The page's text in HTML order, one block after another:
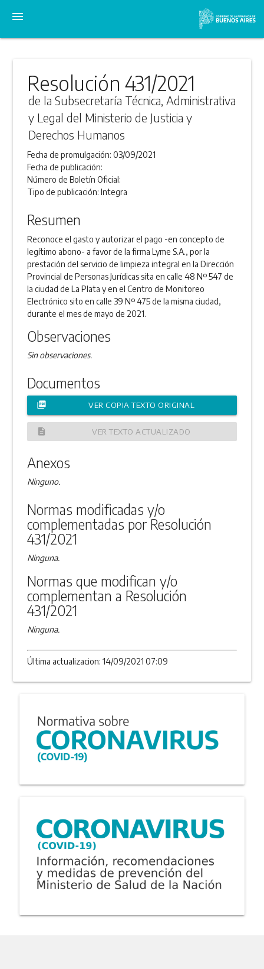
menu
Resolución 431/2021
de la Subsecretaría Técnica, Administrativa
y Legal del Ministerio de Justicia y
Derechos Humanos
Fecha de promulgación:03/09/2021
Fecha de publicación:
Número de Boletín Oficial:
Tipo de publicación:Integra
Resumen
Reconoce el gasto y autorizar el pago -en concepto de
legítimo abono- a favor de la firma Lyme S.A., por la
prestación del servicio de limpieza integral en la Dirección
Provincial de Personas Jurídicas sita en calle 48 Nº 547 de
la ciudad de La Plata y en el Centro de Monitoreo
Electrónico sito en calle 39 Nº 475 de la misma ciudad,
durante el mes de mayo de 2021.
Observaciones
Sin observaciones.
Documentos
picture_as_pdf VER COPIA TEXTO ORIGINAL
description VER TEXTO ACTUALIZADO
Anexos
Ninguno.
Normas modificadas y/o
complementadas por Resolución
431/2021
Ninguna.
Normas que modifican y/o
complementan a Resolución
431/2021
Ninguna.
Última actualizacion: 14/09/2021 07:09